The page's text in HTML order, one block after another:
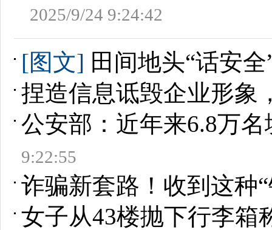
2025/9/24 9:24:42
[图文] 田间地头“话安全
捏造信息诋毁企业形象
公安部：近年来6.8万
9:22:55
诈骗新套路！收到这种
女子从43楼抛下行李箱